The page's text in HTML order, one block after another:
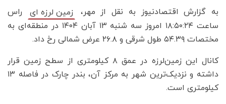
به گزارش اقتصادنیوز به نقل از مهر، زمین لرزه ای
راس
ساعت ۱۸:۵۰:۲۴ امروز سه شنبه ۱۳ آبان ۱۴۰۴ در منطقه‌ای به
مختصات ۵۴.۳۹ طول شرقی و ۲۶.۸ عرض شمالی رخ داد.
کانال این زمین‌لرزه در عمق ۸ کیلومتری از سطح زمین قرار
داشته و نزدیک‌ترین شهر به مرکز آن، بندر چارک در فاصله ۱۳
کیلومتری است.